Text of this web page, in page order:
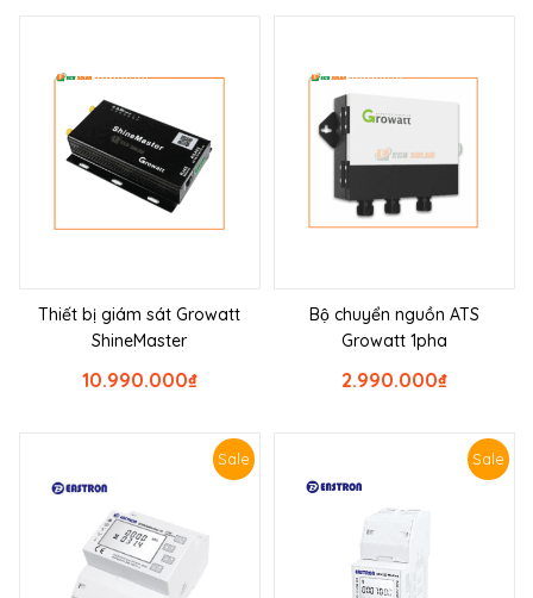
Thiết bị giám sát Growatt
ShineMaster
₫
10.990.000
Bộ chuyển nguồn ATS
Growatt 1pha
₫
2.990.000
Sale Sale